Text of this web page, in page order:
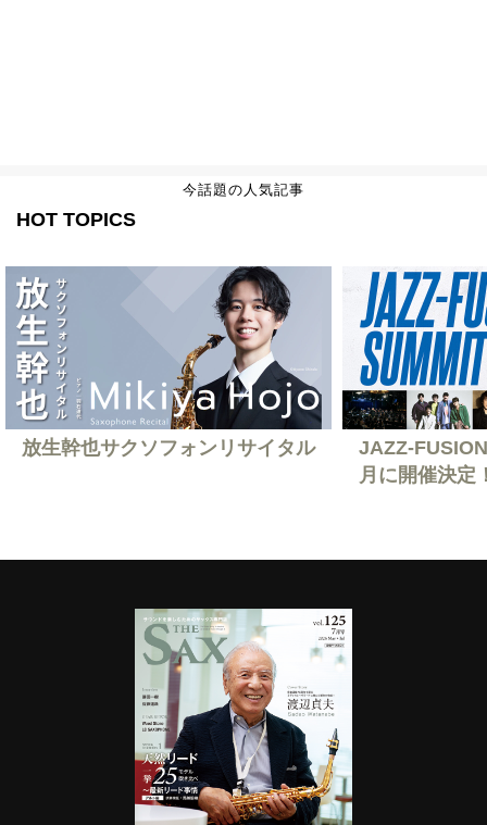
今話題の人気記事
HOT TOPICS
放生幹也サクソフォンリサイタル
JAZZ-
月に開催決定